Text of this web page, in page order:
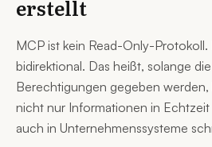
erstellt
MCP ist kein Read-Only-
bidirektional. Das heißt, solange
Berechtigungen gegeben
nicht nur Informationen in
auch in Unternehmenssysteme